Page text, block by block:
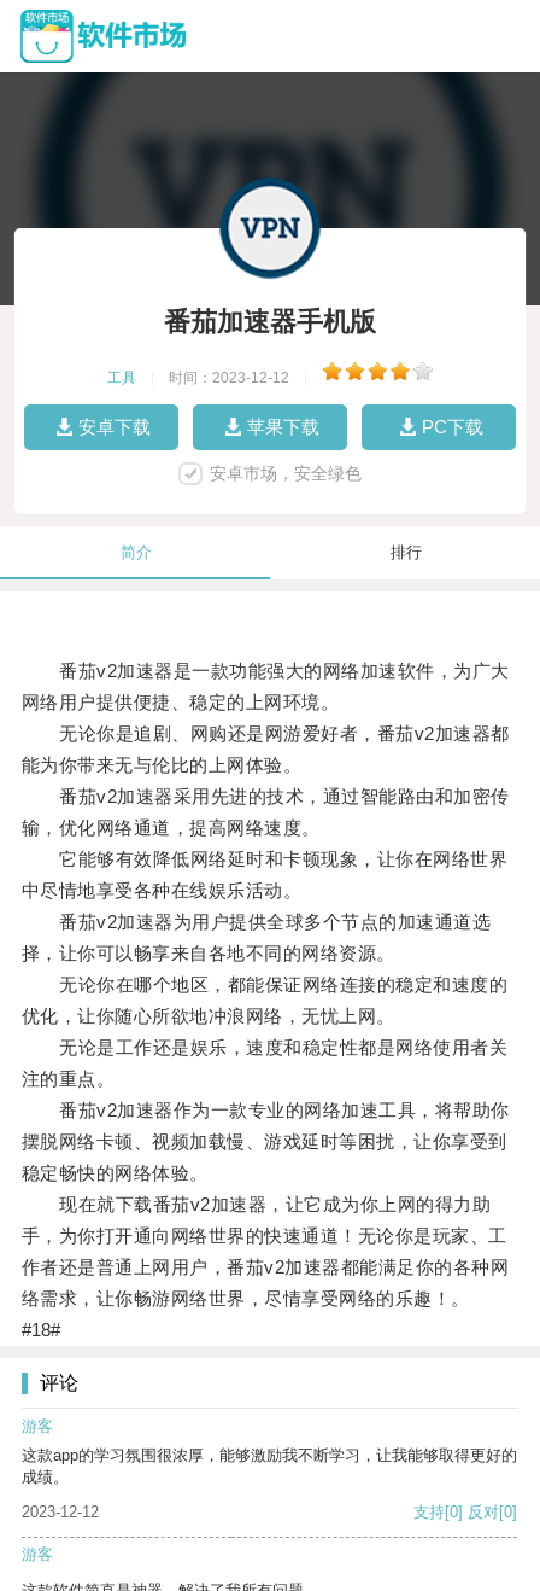
番茄加速器手机版
工具 时间：2023-12-12
安卓下载 苹果下载 PC下载
安卓市场，安全绿色
简介 排行
番茄v2加速器是一款功能强大的网络加速软件，为广大
网络用户提供便捷、稳定的上网环境。
无论你是追剧、网购还是网游爱好者，番茄v2加速器都
能为你带来无与伦比的上网体验。
番茄v2加速器采用先进的技术，通过智能路由和加密传
输，优化网络通道，提高网络速度。
它能够有效降低网络延时和卡顿现象，让你在网络世界
中尽情地享受各种在线娱乐活动。
番茄v2加速器为用户提供全球多个节点的加速通道选
择，让你可以畅享来自各地不同的网络资源。
无论你在哪个地区，都能保证网络连接的稳定和速度的
优化，让你随心所欲地冲浪网络，无忧上网。
无论是工作还是娱乐，速度和稳定性都是网络使用者关
注的重点。
番茄v2加速器作为一款专业的网络加速工具，将帮助你
摆脱网络卡顿、视频加载慢、游戏延时等困扰，让你享受到
稳定畅快的网络体验。
现在就下载番茄v2加速器，让它成为你上网的得力助
手，为你打开通向网络世界的快速通道！无论你是玩家、工
作者还是普通上网用户，番茄v2加速器都能满足你的各种网
络需求，让你畅游网络世界，尽情享受网络的乐趣！。
#18#
评论
游客
这款app的学习氛围很浓厚，能够激励我不断学习，让我能够取得更好的
成绩。
2023-12-12
支持[0] 反对[0]
游客